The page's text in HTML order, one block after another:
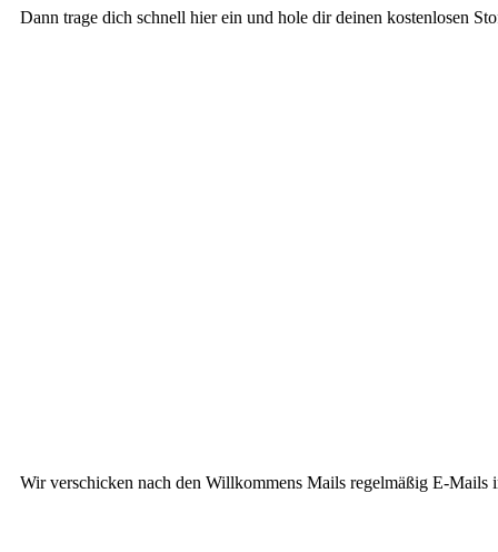
Dann trage dich schnell hier ein und hole dir deinen kostenlosen
Wir verschicken nach den Willkommens Mails regelmäßig E-